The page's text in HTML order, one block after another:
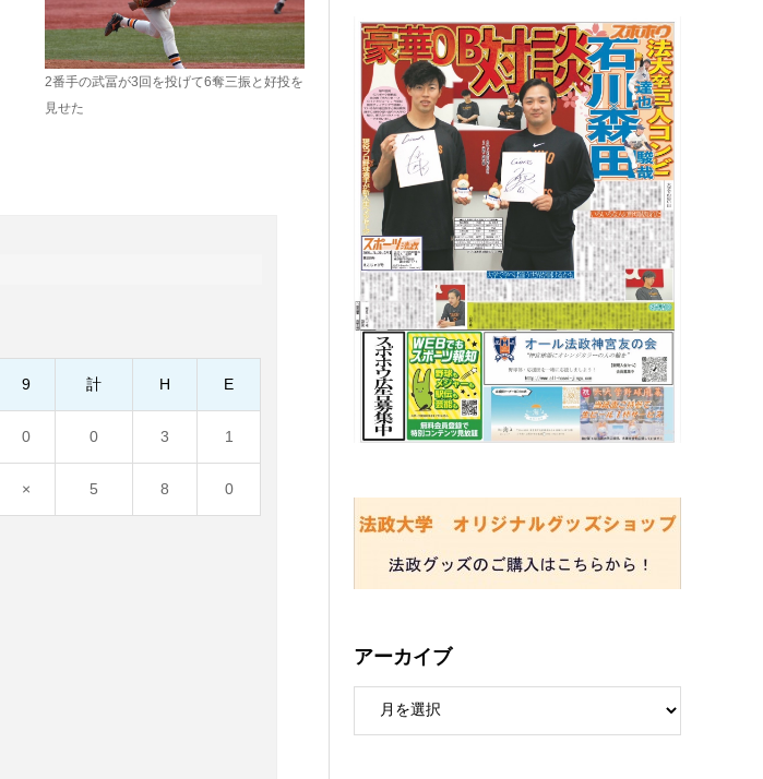
2番手の武冨が3回を投げて6奪三振と好投を
見せた
9 計 H E
0 0 3 1
× 5 8 0
アーカイブ